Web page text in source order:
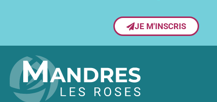
JE M'INSCRIS